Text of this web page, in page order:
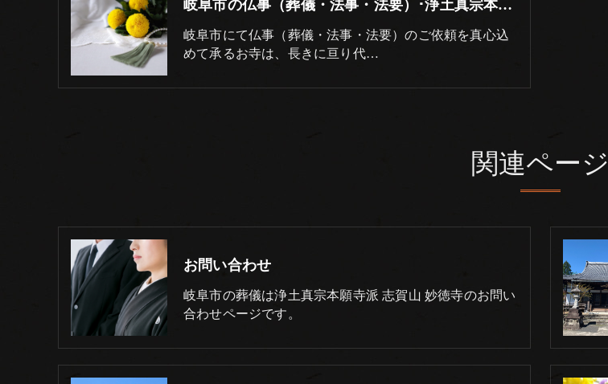
岐阜市の仏事（葬儀・法事・法要）･浄土真宗本願寺派 志賀山 妙徳寺のお客様の声
岐阜市にて仏事（葬儀・法事・法要）のご依頼を真心込
めて承るお寺は、長きに亘り代…
関連ページ
お問い合わせ
岐阜市の葬儀は浄土真宗本願寺派 志賀山 妙徳寺のお問い
合わせページです。